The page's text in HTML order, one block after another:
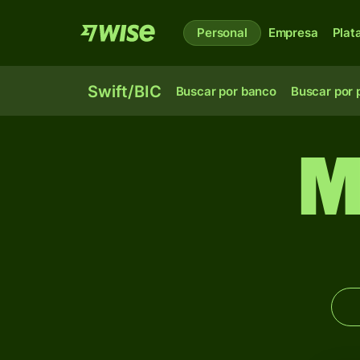
Personal Empresa
Swift/BIC Buscar por banco Buscar por